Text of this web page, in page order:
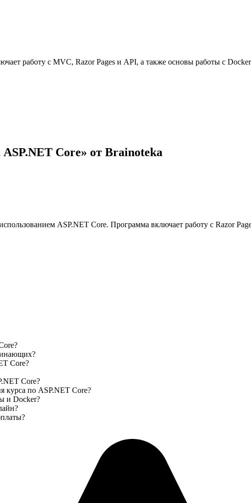
работу с MVC, Razor Pages и API, а также основы работы с
ASP.NET Core» от Brainoteka
ASP.NET Core. Программа включает работу с Razor
Core?
Core?
курса по ASP.NET Core?
и Docker?